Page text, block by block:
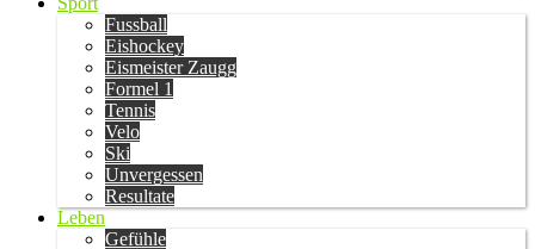
Fussball
Eishockey
Eismeister Zaugg
Formel 1
Tennis
Velo
Ski
Unvergessen
Resultate
Leben
Gefühle